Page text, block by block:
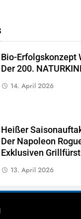
Bio-Erfolgskonzept
Der 200.
14. April 2026
Heißer
Der Napoleon
Exklusiven
13. April 2026